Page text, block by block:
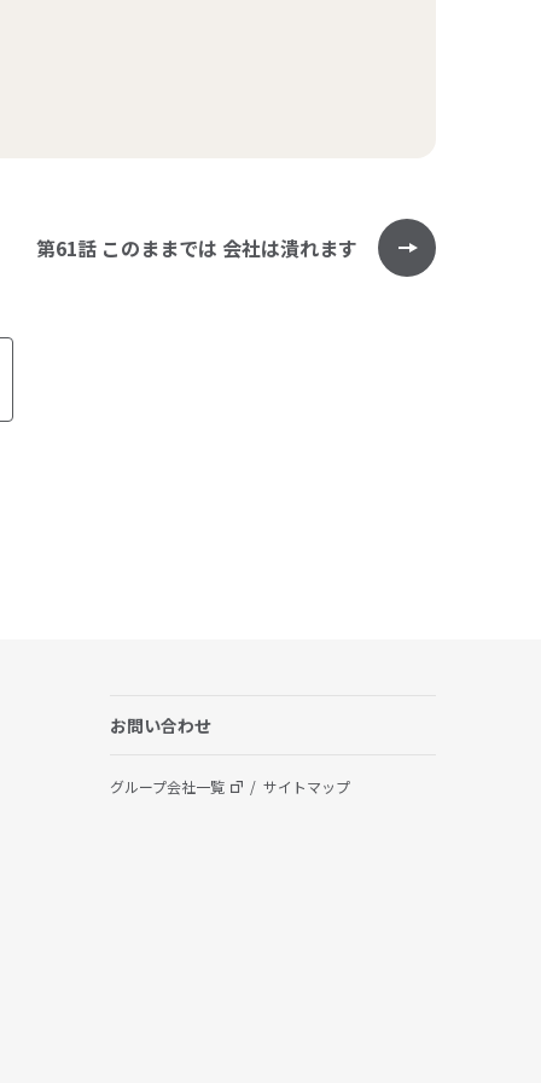
第61話 このままでは 会社は潰れます
お問い合わせ
グループ会社一覧 サイトマップ